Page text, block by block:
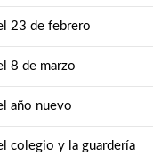
23 de febrero
8 de marzo
año nuevo
colegio y la guardería